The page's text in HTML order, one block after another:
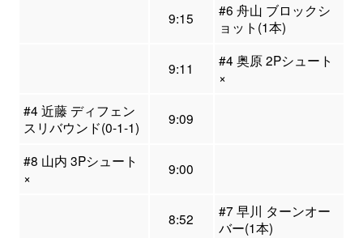
9:15
#6 舟山 ブロックシ
ョット(1本)
9:11
#4 奥原 2Pシュート
×
#4 近藤 ディフェン
スリバウンド(0-1-1)
9:09
#8 山内 3Pシュート
×
9:00
8:52
#7 早川 ターンオー
バー(1本)